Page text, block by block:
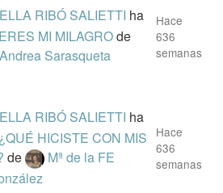
RIBÓ SALIETTI ha
ERES MI MILAGROde
Sarasqueta
Hace
636
semanas
RIBÓ SALIETTI ha
¿QUÉ HICISTE CON MIS
de
Mª de la FE
Hace
636
semanas